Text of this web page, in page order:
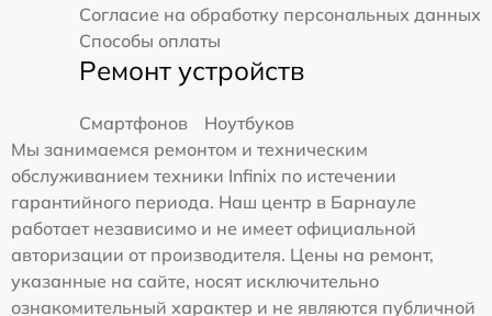
Согласие на обработку персональных данных
Способы оплаты
Ремонт устройств
Смартфонов
Ноутбуков
Мы занимаемся ремонтом и техническим
обслуживанием техники Infinix по истечении
гарантийного периода. Наш центр в Барнауле
работает независимо и не имеет официальной
авторизации от производителя. Цены на ремонт,
указанные на сайте, носят исключительно
ознакомительный характер и не являются публичной